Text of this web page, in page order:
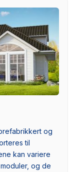
og
til
kan variere
og de